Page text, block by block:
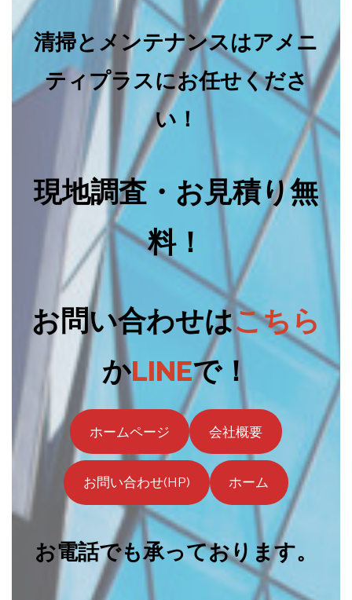
清掃とメンテナンスはアメニ
ティプラスにお任せくださ
い！
現地調査・お見積り無
料！
お問い合わせはこちら
かLINEで！
ホームページ 会社概要
お問い合わせ(HP) ホーム
お電話でも承っております。